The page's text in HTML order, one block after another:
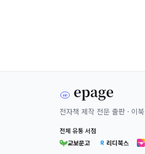
전자책 제작 전문 출판 · 이
전체 유통 서점
교보문고
리디북스